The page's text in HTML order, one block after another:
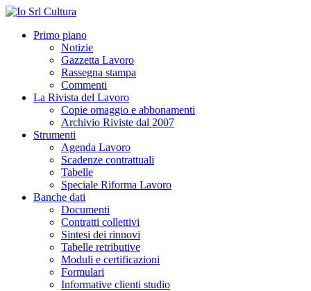
Primo piano
Notizie
Gazzetta Lavoro
Rassegna stampa
Commenti
La Rivista del Lavoro
Copie omaggio e abbonamenti
Archivio Riviste dal 2007
Strumenti
Agenda Lavoro
Scadenze contrattuali
Tabelle
Speciale Riforma Lavoro
Banche dati
Documenti
Contratti collettivi
Sintesi dei rinnovi
Tabelle retributive
Moduli e certificazioni
Formulari
Informative clienti studio